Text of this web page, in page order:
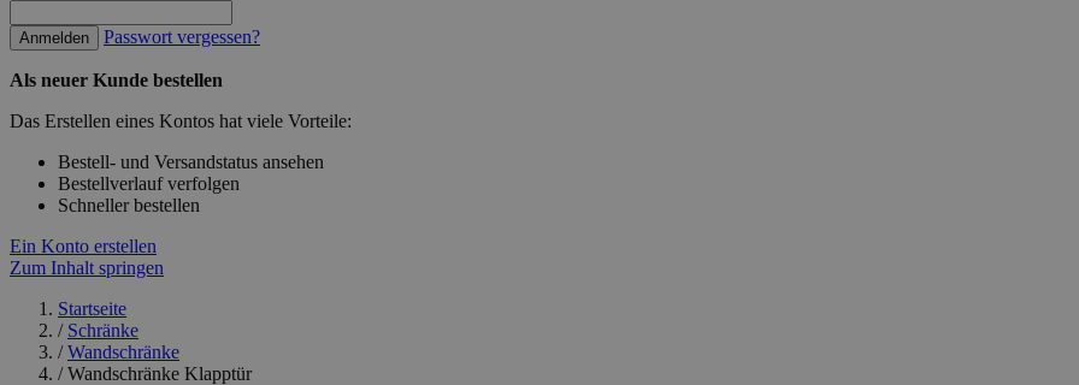
Anmelden Passwort vergessen?
Als neuer Kunde bestellen
Das Erstellen eines Kontos hat viele Vorteile:
Bestell- und Versandstatus ansehen
Bestellverlauf verfolgen
Schneller bestellen
Ein Konto erstellen
Zum Inhalt springen
Startseite
/ Schränke
/ Wandschränke
/ Wandschränke Klapptür